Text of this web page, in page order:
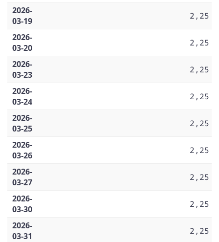
2026-
03-19
2,25
2026-
03-20
2,25
2026-
03-23
2,25
2026-
03-24
2,25
2026-
03-25
2,25
2026-
03-26
2,25
2026-
03-27
2,25
2026-
03-30
2,25
2026-
03-31
2,25